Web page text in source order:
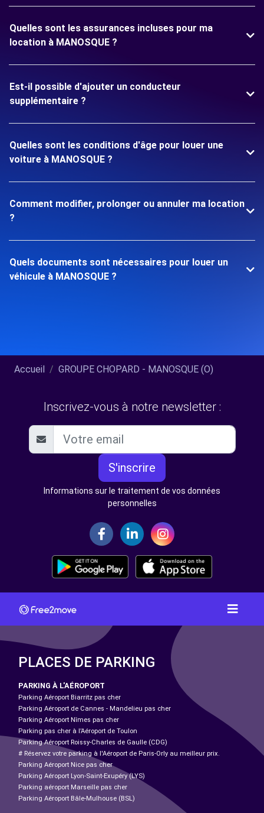
Quelles sont les assurances incluses pour ma
location à MANOSQUE ?
Est-il possible d'ajouter un conducteur
supplémentaire ?
Quelles sont les conditions d'âge pour louer une
voiture à MANOSQUE ?
Comment modifier, prolonger ou annuler ma location
?
Quels documents sont nécessaires pour louer un
véhicule à MANOSQUE ?
Accueil GROUPE CHOPARD - MANOSQUE (O)
Inscrivez-vous à notre newsletter :
S'inscrire
Informations sur le traitement de vos données
personnelles
PLACES DE PARKING
PARKING À L'AÉROPORT
Parking Aéroport Biarritz pas cher
Parking Aéroport de Cannes - Mandelieu pas cher
Parking Aéroport Nîmes pas cher
Parking pas cher à l’Aéroport de Toulon
Parking Aéroport Roissy-Charles de Gaulle (CDG)
# Réservez votre parking à l'Aéroport de Paris-Orly au meilleur prix.
Parking Aéroport Nice pas cher
Parking Aéroport Lyon-Saint-Exupéry (LYS)
Parking aéroport Marseille pas cher
Parking Aéroport Bâle-Mulhouse (BSL)